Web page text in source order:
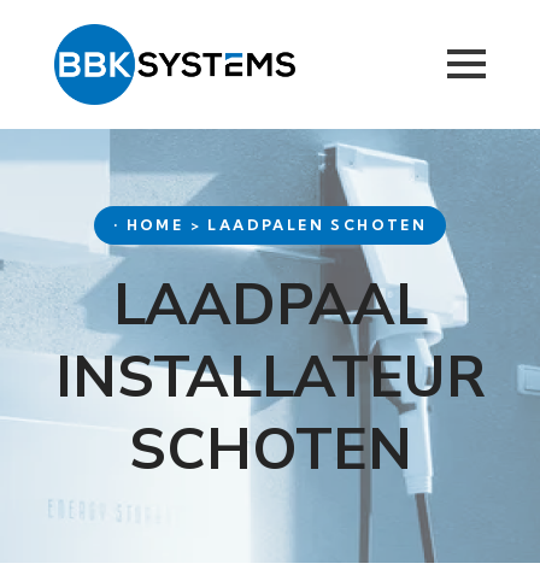
• HOME > LAADPALEN SCHOTEN
LAADPAAL
INSTALLATEUR
SCHOTEN